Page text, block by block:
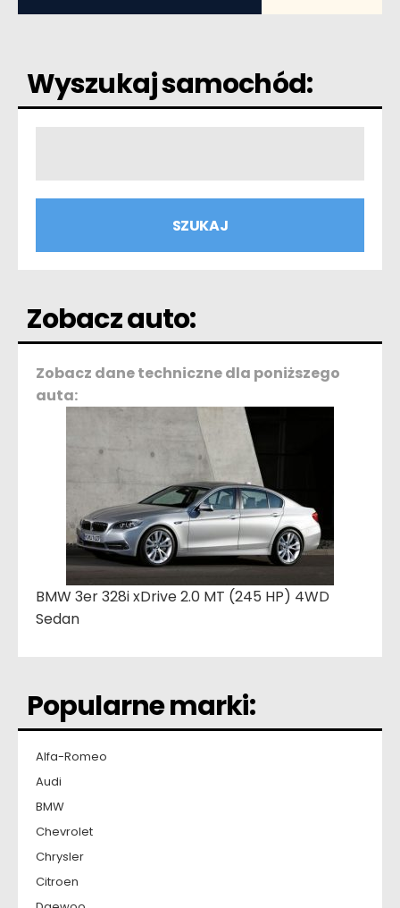
Wyszukaj samochód:
Zobacz auto:
Zobacz dane techniczne dla poniższego
auta:
BMW 3er 328i xDrive 2.0 MT (245 HP) 4WD
Sedan
Popularne marki:
Alfa-Romeo
Audi
BMW
Chevrolet
Chrysler
Citroen